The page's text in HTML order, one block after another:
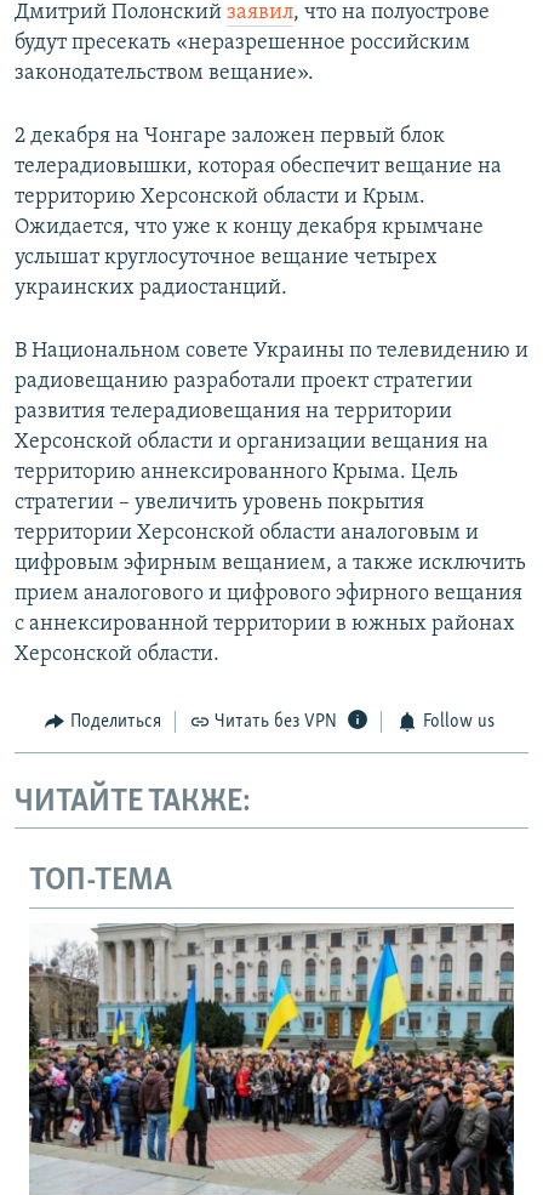
Дмитрий Полонский заявил, что на полуострове
будут пресекать «неразрешенное российским
законодательством вещание».
2 декабря на Чонгаре заложен первый блок
телерадиовышки, которая обеспечит вещание на
территорию Херсонской области и Крым.
Ожидается, что уже к концу декабря крымчане
услышат круглосуточное вещание четырех
украинских радиостанций.
В Национальном совете Украины по телевидению и
радиовещанию разработали проект стратегии
развития телерадиовещания на территории
Херсонской области и организации вещания на
территорию аннексированного Крыма. Цель
стратегии – увеличить уровень покрытия
территории Херсонской области аналоговым и
цифровым эфирным вещанием, а также исключить
прием аналогового и цифрового эфирного вещания
с аннексированной территории в южных районах
Херсонской области.
Поделиться Читать без VPN Follow us
ЧИТАЙТЕ ТАКЖЕ:
ТОП-ТЕМА